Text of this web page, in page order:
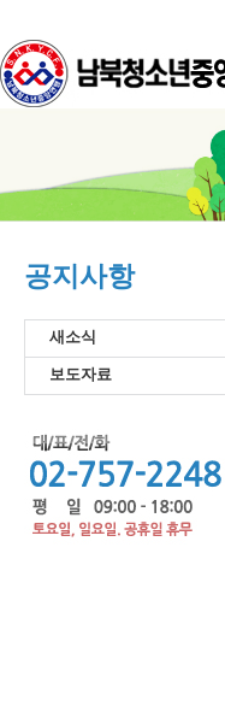
공지사항
새소식
보도자료